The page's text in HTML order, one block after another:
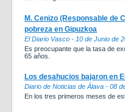
M. Cenizo (Responsable de
pobreza en Gipuzkoa
El Diario Vasco - 10 de Junio de
Es preocupante que la tasa de
65 años.
Los desahucios bajaron en
Diario de Noticias de Álava - 08
En los tres primeros meses de